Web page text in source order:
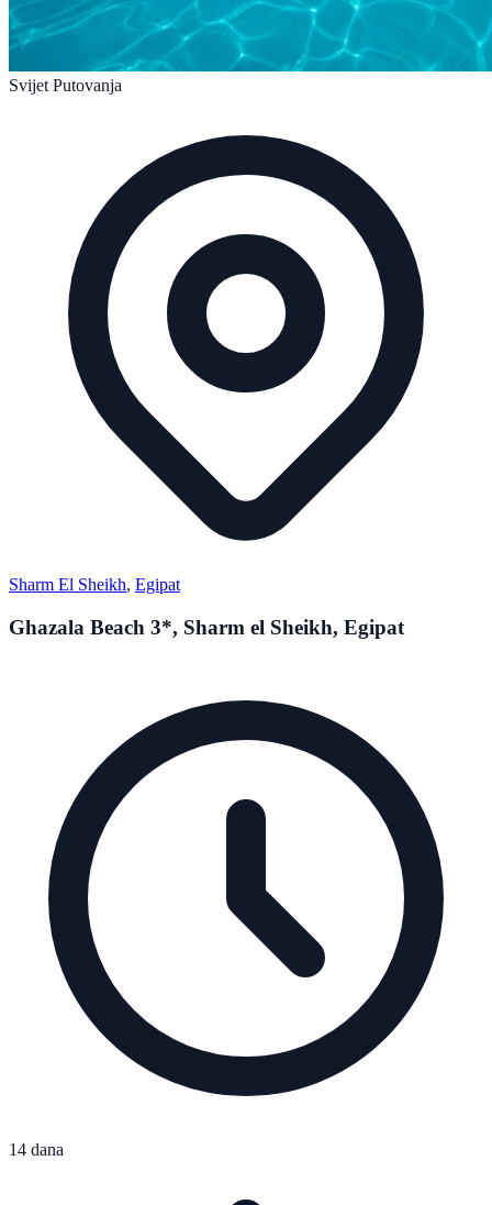
Svijet Putovanja
Sharm El Sheikh, Egipat
Ghazala Beach 3*, Sharm el Sheikh, Egipat
14 dana